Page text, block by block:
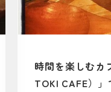
時間を楽しむカ
TOKI CAFE）